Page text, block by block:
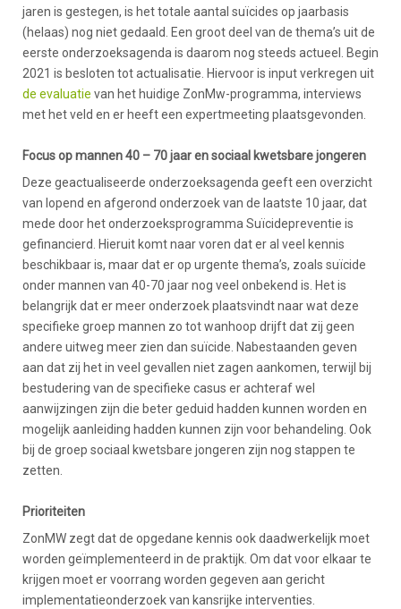
jaren is gestegen, is het totale aantal suïcides op jaarbasis
(helaas) nog niet gedaald. Een groot deel van de thema’s uit de
eerste onderzoeksagenda is daarom nog steeds actueel. Begin
2021 is besloten tot actualisatie. Hiervoor is input verkregen uit
de evaluatie van het huidige ZonMw-programma, interviews
met het veld en er heeft een expertmeeting plaatsgevonden.
Focus op mannen 40 – 70 jaar en sociaal kwetsbare jongeren
Deze geactualiseerde onderzoeksagenda geeft een overzicht
van lopend en afgerond onderzoek van de laatste 10 jaar, dat
mede door het onderzoeksprogramma Suïcidepreventie is
gefinancierd. Hieruit komt naar voren dat er al veel kennis
beschikbaar is, maar dat er op urgente thema’s, zoals suïcide
onder mannen van 40-70 jaar nog veel onbekend is. Het is
belangrijk dat er meer onderzoek plaatsvindt naar wat deze
specifieke groep mannen zo tot wanhoop drijft dat zij geen
andere uitweg meer zien dan suïcide. Nabestaanden geven
aan dat zij het in veel gevallen niet zagen aankomen, terwijl bij
bestudering van de specifieke casus er achteraf wel
aanwijzingen zijn die beter geduid hadden kunnen worden en
mogelijk aanleiding hadden kunnen zijn voor behandeling. Ook
bij de groep sociaal kwetsbare jongeren zijn nog stappen te
zetten.
Prioriteiten
ZonMW zegt dat de opgedane kennis ook daadwerkelijk moet
worden geïmplementeerd in de praktijk. Om dat voor elkaar te
krijgen moet er voorrang worden gegeven aan gericht
implementatieonderzoek van kansrijke interventies.